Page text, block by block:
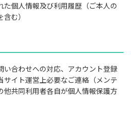
た個人情報及び利用履歴（ご本人の
む）
い合わせへの対応、アカウント登録
サイト運営上必要なご連絡（メンテ
他共同利用者各自が個人情報保護方